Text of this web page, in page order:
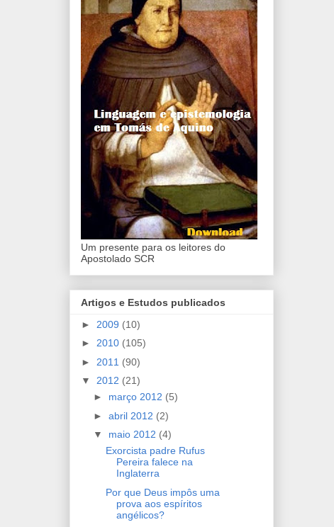
Um presente para os leitores do
Apostolado SCR
Artigos e Estudos publicados
► 2009 (10)
► 2010 (105)
► 2011 (90)
▼ 2012 (21)
► março 2012 (5)
► abril 2012 (2)
▼ maio 2012 (4)
Exorcista padre Rufus
Pereira falece na
Inglaterra
Por que Deus impôs uma
prova aos espíritos
angélicos?